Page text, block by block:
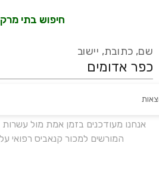
חיפוש בתי
שם, כתובת, יישוב
אנחנו מעודכנים בזמן אמת מול
המורשים למכור קנאביס רפואי